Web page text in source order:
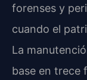
forenses y
cuando el
La
base en trece